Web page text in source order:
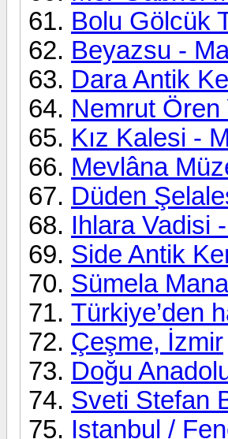
Bolu Gölcük
Beyazsu -
Dara Antik
Nemrut Ören
Kız Kalesi -
Mevlâna
Düden
Ihlara Vadisi
Side Antik
Sümela
Türkiye’den
Çeşme, İzmir
Doğu
Sveti Stefan
Istanbul /